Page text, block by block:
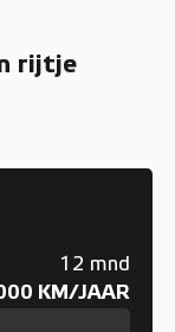
rijtje
12 mnd
KM/JAAR